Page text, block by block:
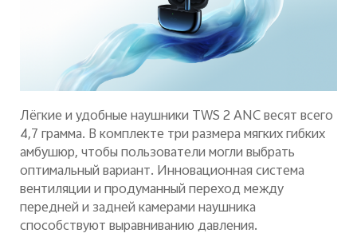
Лёгкие и удобные наушники TWS 2 ANC весят всего
4,7 грамма. В комплекте три размера мягких гибких
амбушюр, чтобы пользователи могли выбрать
оптимальный вариант. Инновационная система
вентиляции и продуманный переход между
передней и задней камерами наушника
способствуют выравниванию давления.